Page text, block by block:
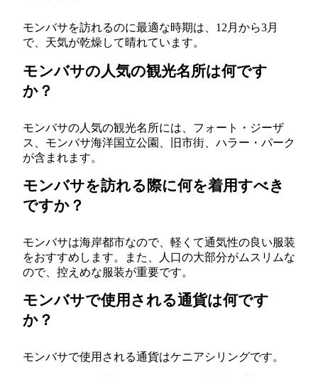
モンバサを訪れるのに最適な時期は、12月から3月
で、天気が乾燥して晴れています。
モンバサの人気の観光名所は何です
か？
モンバサの人気の観光名所には、フォート・ジーザ
ス、モンバサ海洋国立公園、旧市街、ハラー・パーク
が含まれます。
モンバサを訪れる際に何を着用すべき
ですか？
モンバサは海岸都市なので、軽くて通気性の良い服装
をおすすめします。また、人口の大部分がムスリムな
ので、控えめな服装が重要です。
モンバサで使用される通貨は何です
か？
モンバサで使用される通貨はケニアシリングです。